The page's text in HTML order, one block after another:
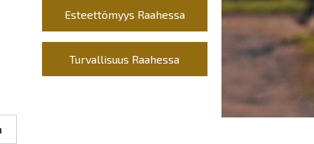
Esteettömyys Raahessa
Turvallisuus Raahessa